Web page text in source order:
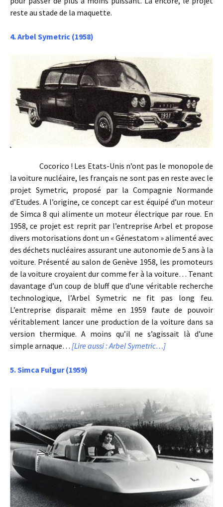
reste au stade de la maquette.
4. Arbel Symetric (1958)
Cocorico ! Les Etats-Unis n’ont pas le monopole de
la voiture nucléaire, les français ne sont pas en reste avec le
projet Symetric, proposé par la Compagnie Normande
d’Etudes. A l’origine, ce concept car est équipé d’un moteur
de Simca 8 qui alimente un moteur électrique par roue. En
1958, ce projet est reprit par l’entreprise Arbel et propose
divers motorisations dont un « Génestatom » alimenté avec
des déchets nucléaires assurant une autonomie de 5 ans à la
voiture. Présenté au salon de Genève 1958, les promoteurs
de la voiture croyaient dur comme fer à la voiture… Tenant
davantage d’un coup de bluff que d’une véritable recherche
technologique, l’Arbel Symetric ne fit pas long feu.
L’entreprise disparait même en 1959 faute de pouvoir
véritablement lancer une production de la voiture dans sa
version thermique. A moins qu’il ne s’agissait là d’une
simple arnaque… [Lire aussi : Arbel Symetric…]
5. Simca Fulgur (1959)